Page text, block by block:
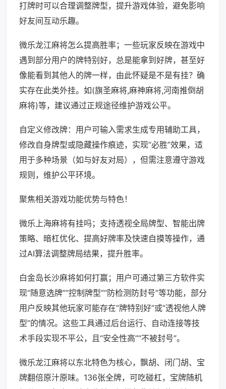
打牌时可以合理调整牌型，提升游戏体验，避免影响
好友间互动乐趣。
微乐龙江麻将怎么提高胜率；一些玩家反映在游戏中
遇到部分用户的牌特别好，总是能拿到好牌，甚至好
像能看到其他人的牌一样，由此怀疑是不是有挂？确
实存在此类外挂。如(旗圣麻将,麻神麻将,河南推倒胡
麻将)等，建议通过正规途径维护游戏公平。
自定义修改牌：用户可输入需求生成专用辅助工具，
修改自身牌型或隐藏操作痕迹，实现“必胜”效果，适
用于多种场景（如与好友对局），但需注意遵守游戏
规则，维护公平环境。
聚焦相关游戏功能优势与特色！
微乐上海麻将有挂吗；支持透视全局牌型、智能出牌
策略、暗杠优化、提高好牌率及快速自摸等操作，通
过AI算法调整牌局结果，提升胜率。
白金岛长沙麻将如何打赢；用户可通过第三方软件实
现“随意选牌”“控制牌型”“防检测防封号”等功能，部分
用户反映其他玩家可能存在“牌特别好”或“透视他人牌
型”的情况。这些工具通过后台运行、自动连接等技
术手段实现不平公，且“安全性高”“不被封号”。
微乐龙江麻将以东北特色为核心，飘胡、闭门胡、宝
牌翻倍原汁原味。136张全牌，可吃碰杠，宝牌随机